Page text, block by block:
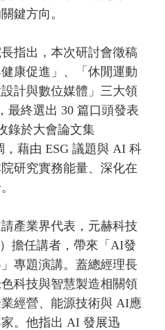
鍵方向。
出，本次研討會徵稿
康促進」、「休閒運動
計與數位媒體」三大領
最終選出 30 篇口頭發表
錄於大會論文集
，藉由 ESG 議題與 AI 科
研究實務能量、深化在
業界代表，元赫科技
擔任講者，帶來「AI發
專題演講。蓋總經理長
科技與智慧製造相關領
經營、能源技術與 AI應
。他指出 AI 發展迅